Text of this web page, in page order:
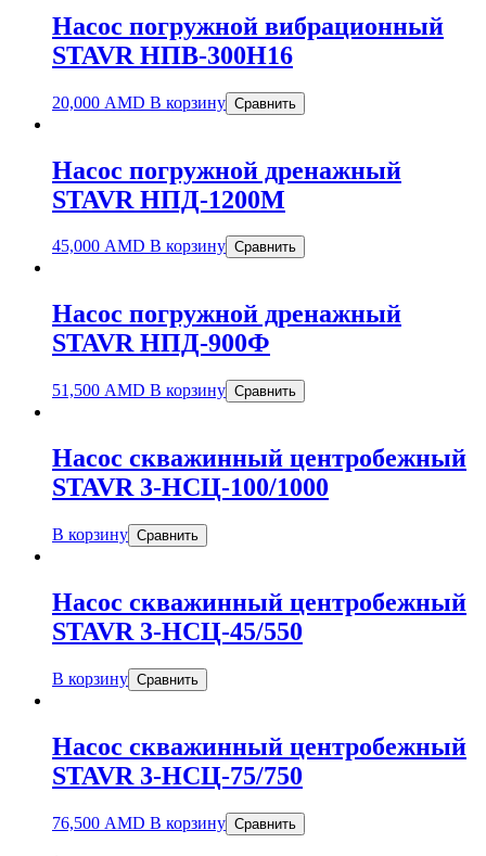
Насос погружной вибрационный
STAVR НПВ-300Н16
20,000 AMD В корзину Сравнить
Насос погружной дренажный
STAVR НПД-1200М
45,000 AMD В корзину Сравнить
Насос погружной дренажный
STAVR НПД-900Ф
51,500 AMD В корзину Сравнить
Насос скважинный центробежный
STAVR 3-НСЦ-100/1000
В корзину Сравнить
Насос скважинный центробежный
STAVR 3-НСЦ-45/550
В корзину Сравнить
Насос скважинный центробежный
STAVR 3-НСЦ-75/750
76,500 AMD В корзину Сравнить